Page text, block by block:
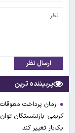
ارسال نظر
پربیننده ترین
زمان پرداخت
یک‌بار تغییر کند